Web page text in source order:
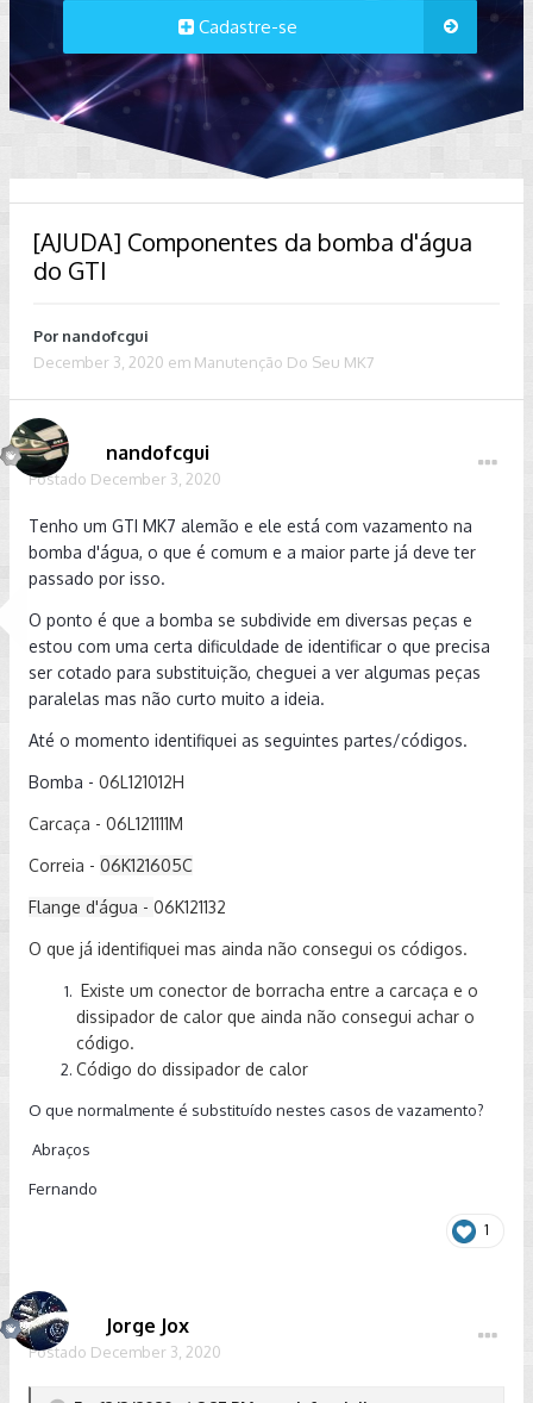
Cadastre-se
[AJUDA] Componentes da bomba d'água
do GTI
Por nandofcgui
December 3, 2020 em Manutenção Do Seu MK7
nandofcgui
Postado December 3, 2020
Tenho um GTI MK7 alemão e ele está com vazamento na
bomba d'água, o que é comum e a maior parte já deve ter
passado por isso.
O ponto é que a bomba se subdivide em diversas peças e
estou com uma certa dificuldade de identificar o que precisa
ser cotado para substituição, cheguei a ver algumas peças
paralelas mas não curto muito a ideia.
Até o momento identifiquei as seguintes partes/códigos.
Bomba - 06L121012H
Carcaça - 06L121111M
Correia - 06K121605C
Flange d'água - 06K121132
O que já identifiquei mas ainda não consegui os códigos.
Existe um conector de borracha entre a carcaça e o
dissipador de calor que ainda não consegui achar o
código.
Código do dissipador de calor
O que normalmente é substituído nestes casos de vazamento?
Abraços
Fernando
1
Jorge Jox
Postado December 3, 2020